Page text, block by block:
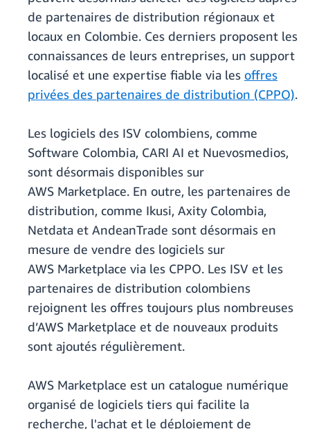
de partenaires de distribution régionaux et
locaux en Colombie. Ces derniers proposent les
connaissances de leurs entreprises, un support
localisé et une expertise fiable via les offres
privées des partenaires de distribution (CPPO).
Les logiciels des ISV colombiens, comme
Software Colombia, CARI AI et Nuevosmedios,
sont désormais disponibles sur
AWS Marketplace. En outre, les partenaires de
distribution, comme Ikusi, Axity Colombia,
Netdata et AndeanTrade sont désormais en
mesure de vendre des logiciels sur
AWS Marketplace via les CPPO. Les ISV et les
partenaires de distribution colombiens
rejoignent les offres toujours plus nombreuses
d’AWS Marketplace et de nouveaux produits
sont ajoutés régulièrement.
AWS Marketplace est un catalogue numérique
organisé de logiciels tiers qui facilite la
recherche, l'achat et le déploiement de